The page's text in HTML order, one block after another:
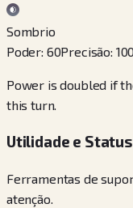
Sombrio
Poder: 60Precisão: 100
Power is doubled if
this turn.
Utilidade e Status
Ferramentas de
atenção.